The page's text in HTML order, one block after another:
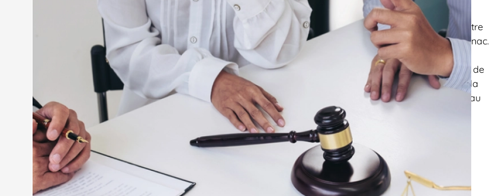
MAÎTRE CHAULLET DIDIER possède une expérience solide dans la sphère familiale et se tient à votre
disposition pour vous conseiller et vous accompagner dans toutes vos démarches et litiges à Cognac.
Notre avocat spécialisé en droit de la famille à Cognac vous accompagne dans toutes les étapes de
votre vie familiale, que ce soit pour la rédaction d’un contrat de mariage, la conclusion d’un PACS, la
gestion d’une séparation ou d’un divorce, la rédaction d’un testament ou toute autre question liée au
droit de la famille. Nous sommes à vos côtés pour vous conseiller et vous représenter devant les
différentes juridictions compétentes de l’ordre judiciaire.
Faites valoir vos droits